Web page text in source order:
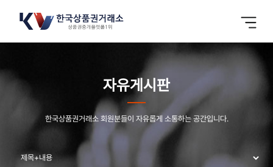
자유게시판
한국상품권거래소 회원분들이 자유롭게 소통하는 공간입니다.